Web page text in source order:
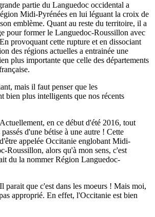
partie du Languedoc occidental a
Midi-Pyrénées en lui léguant la croix de
emblème. Quant au reste du territoire, il a
pour former le Languedoc-Roussillon avec
provoquant cette rupture et en dissociant
des régions actuelles a entrainée une
plus importante que celle des départements
mais il faut penser que les
bien plus intelligents que nos récents
en ce début d'été 2016, tout
d'une bétise à une autre ! Cette
appelée Occitanie englobant Midi-
Roussillon, alors qu'à mon sens, c'est
du la nommer Région Languedoc-
parait que c'est dans les moeurs ! Mais moi,
approprié. En effet, l'Occitanie est bien